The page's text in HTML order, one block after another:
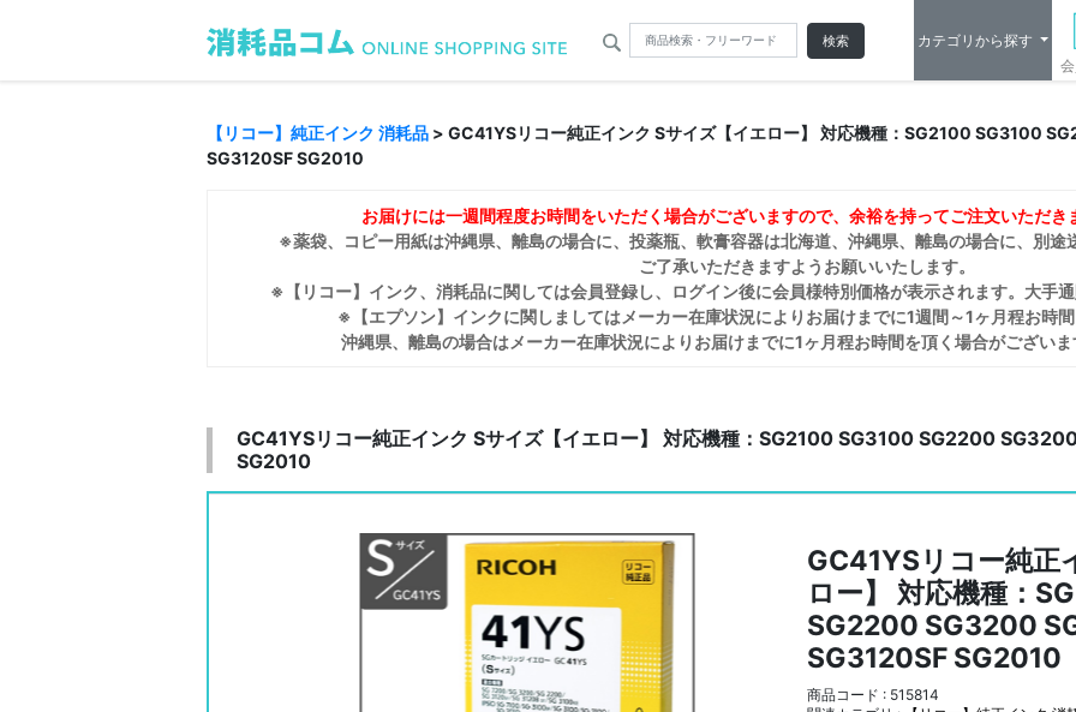
検索
カテゴリから探す
【リコー】純正インク 消耗品 > GC41YSリコー純正インク Sサイズ【イエロー】 対応機種：SG2100 SG3100
SG3120SF SG2010
お届けには一週間程度お時間をいただく場合がございますので、余裕を持ってご注文いただき
※薬袋、コピー用紙は沖縄県、離島の場合に、投薬瓶、軟膏容器は北海道、沖縄県、離島の場合に、別途
ご了承いただきますようお願いいたします。
※【リコー】インク、消耗品に関しては会員登録し、ログイン後に会員様特別価格が表示されます。大手
※【エプソン】インクに関しましてはメーカー在庫状況によりお届けまでに1週間～1ヶ月程お時
沖縄県、離島の場合はメーカー在庫状況によりお届けまでに1ヶ月程お時間を頂く場合がござい
GC41YSリコー純正インク Sサイズ【イエロー】 対応機種：SG2100 SG3100 SG2200
SG2010
GC41YSリコー純正
ロー】 対応機種：
SG2200 SG3200
SG3120SF SG2010
商品コード : 515814